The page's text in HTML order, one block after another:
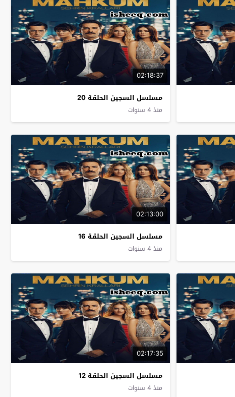
02:18:37
مسلسل السجين الحلقة 20
منذ 4 سنوات
02:13:00
مسلسل السجين الحلقة 16
منذ 4 سنوات
02:17:35
مسلسل السجين الحلقة 12
منذ 4 سنوات